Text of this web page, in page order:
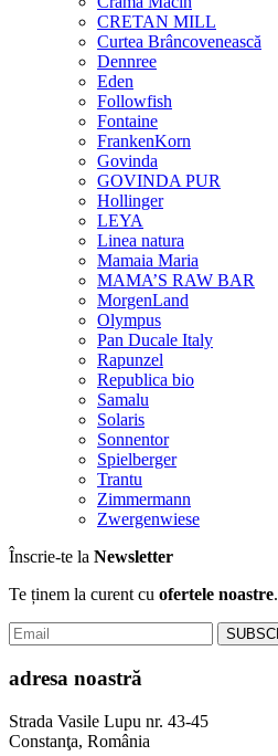
CRETAN MILL
Curtea Brâncovenească
Dennree
Eden
Followfish
Fontaine
FrankenKorn
Govinda
GOVINDA PUR
Hollinger
LEYA
Linea natura
Mamaia Maria
MAMA’S RAW BAR
MorgenLand
Olympus
Pan Ducale Italy
Rapunzel
Republica bio
Samalu
Solaris
Sonnentor
Spielberger
Trantu
Zimmermann
Zwergenwiese
Înscrie-te la Newsletter
Te ținem la curent cu ofertele noastre.
adresa noastră
Strada Vasile Lupu nr. 43-45
Constanţa, România